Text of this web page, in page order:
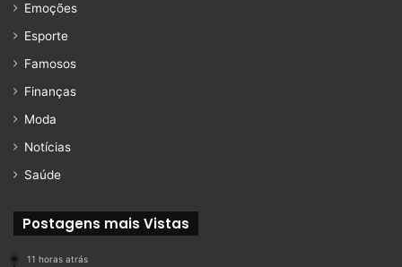
Emoções
Esporte
Famosos
Finanças
Moda
Notícias
Saúde
Postagens mais Vistas
11 horas atrás